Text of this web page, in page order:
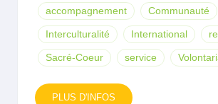
accompagnement Communauté
Interculturalité International
Sacré-Coeur service
PLUS D'INFOS